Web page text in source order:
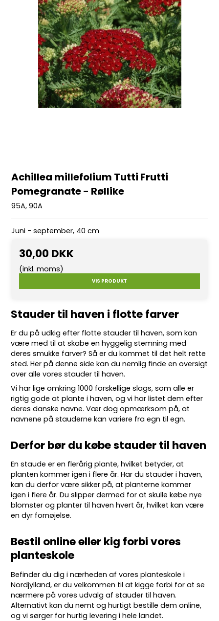
Achillea millefolium Tutti Frutti
Pomegranate - Røllike
95A, 90A
Juni - september, 40 cm
30,00 DKK
(inkl. moms)
VIS PRODUKT
Stauder til haven i flotte farver
Er du på udkig efter flottestauder til haven, som kan
være med til at skabe en hyggelig stemning med
deres smukke farver? Så er du kommet til det helt rette
sted. Her på denne side kan du nemlig finde en oversigt
over alle vores stauder til haven.
Vi har lige omkring 1000 forskellige slags, som alle er
rigtig gode at plante i haven, og vi har listet dem efter
deres danske navne. Vær dog opmærksom på, at
navnene på stauderne kan variere fra egn til egn.
Derfor bør du købe stauder til haven
En staude er en flerårig plante, hvilket betyder, at
planten kommer igen i flere år. Har du stauder i haven,
kan du derfor være sikker på, at planterne kommer
igen i flere år. Du slipper dermed for at skulle købe nye
blomster og planter til haven hvert år, hvilket kan være
en dyr fornøjelse.
Bestil online eller kig forbi vores
planteskole
Befinder du dig i nærheden af vores planteskole i
Nordjylland, er du velkommen til at kigge forbi for at se
nærmere på vores udvalg af stauder til haven.
Alternativt kan du nemt og hurtigt bestille dem online,
og vi sørger for hurtig levering i hele landet.